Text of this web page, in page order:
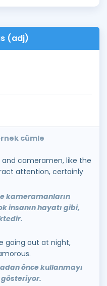
(adj)
cümle
cameramen, like the
attention, certainly
kameramanların
insanın hayatı gibi,
going out at night,
önce kullanmayı